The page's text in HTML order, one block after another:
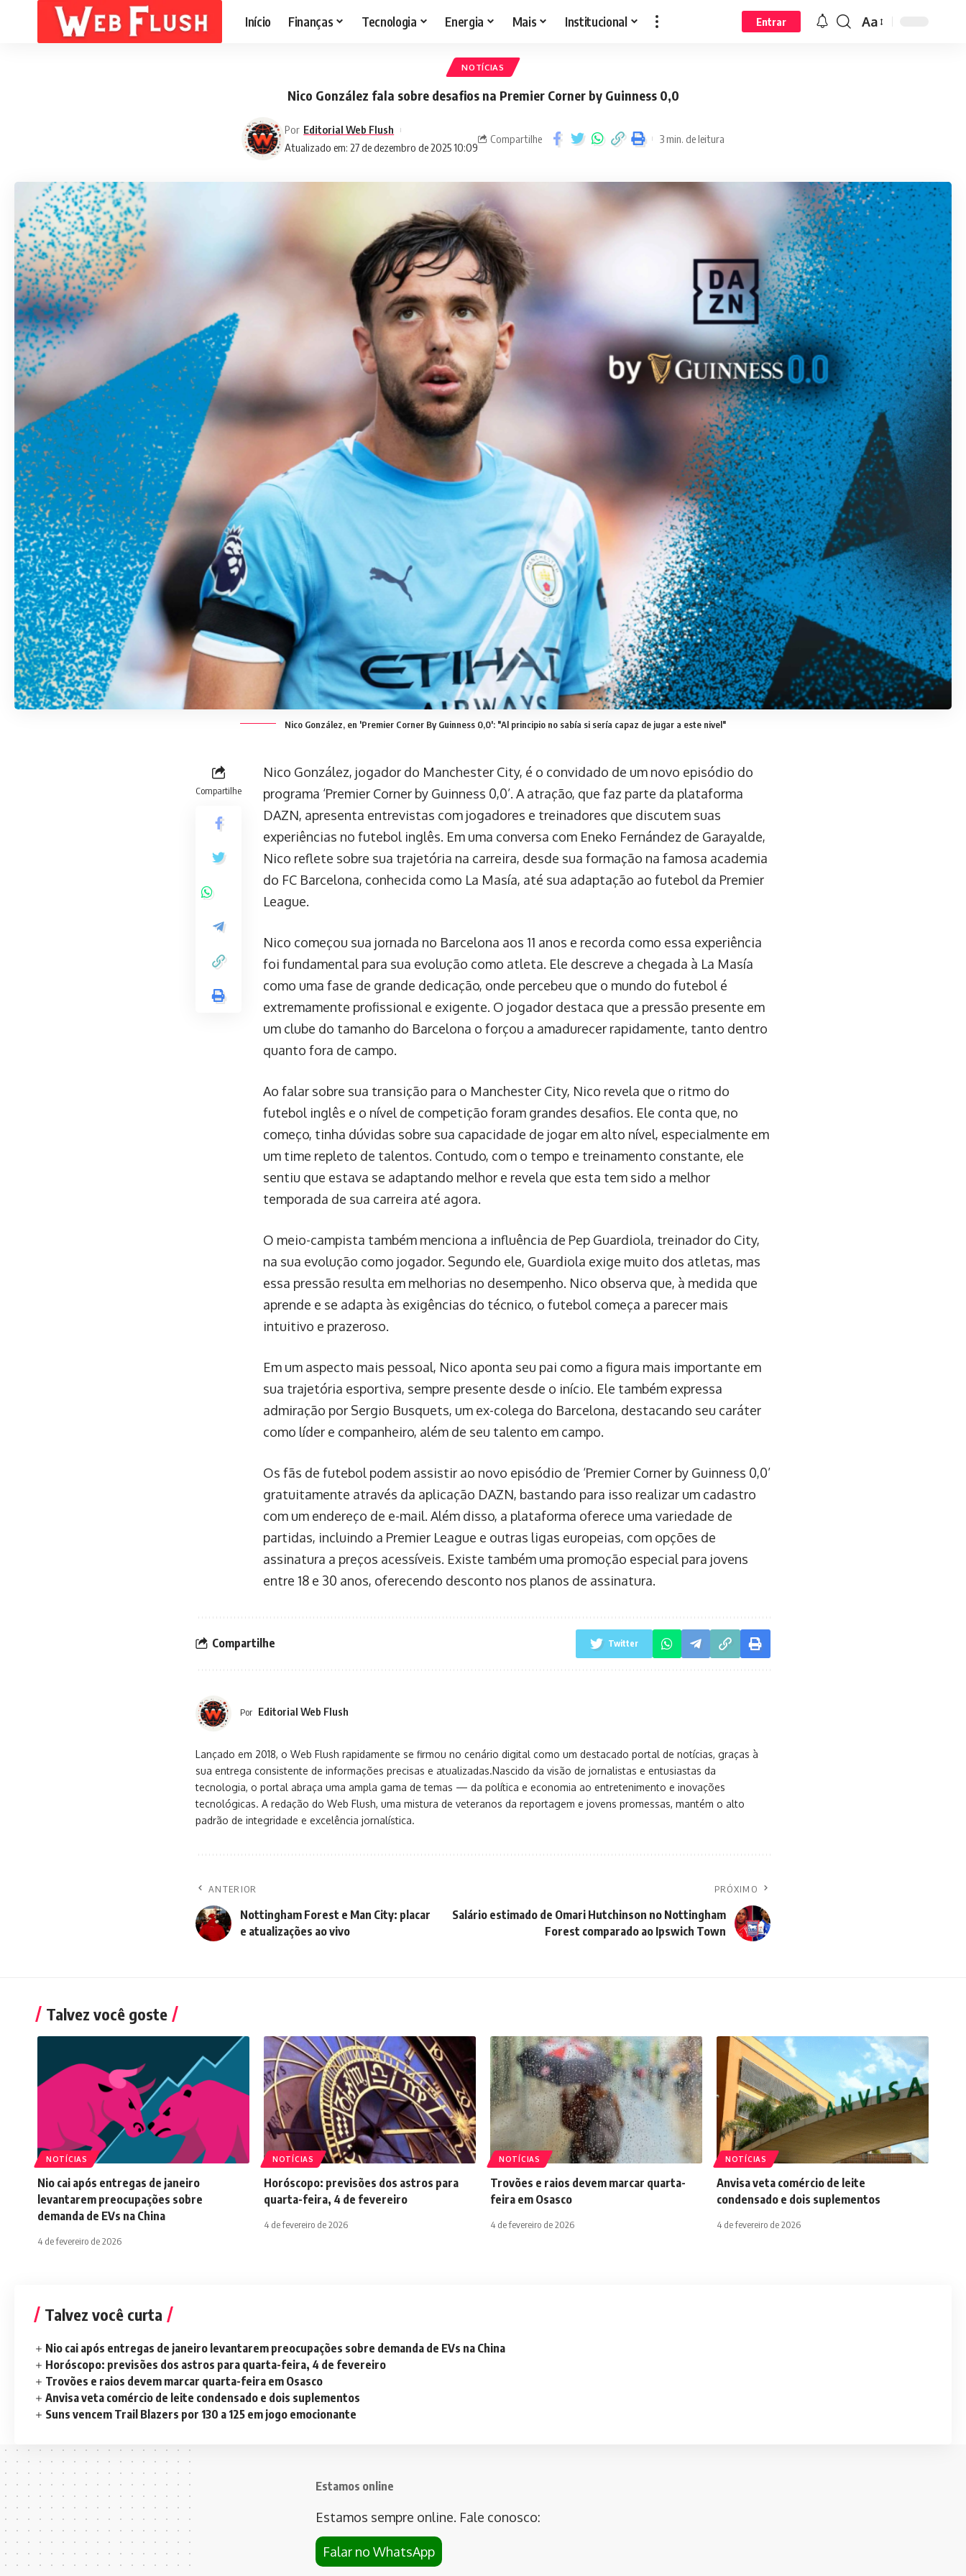
Início Finanças Tecnologia Energia Mais Institucional Entrar Aa
NOTÍCIAS
Nico González fala sobre desafios na Premier Corner by Guinness 0,0
Atualizado em: 27 de dezembro de 2025 10:09
Por Editorial Web Flush
Compartilhe 3 min. de leitura
Nico González, en 'Premier Corner By Guinness 0,0': "Al principio no sabía si sería capaz de jugar a este nivel"
Compartilhe
Nico González, jogador do Manchester City, é o convidado de um novo episódio do
programa ‘Premier Corner by Guinness 0,0’. A atração, que faz parte da plataforma
DAZN, apresenta entrevistas com jogadores e treinadores que discutem suas
experiências no futebol inglês. Em uma conversa com Eneko Fernández de Garayalde,
Nico reflete sobre sua trajetória na carreira, desde sua formação na famosa academia
do FC Barcelona, conhecida como La Masía, até sua adaptação ao futebol da Premier
League.
Nico começou sua jornada no Barcelona aos 11 anos e recorda como essa experiência
foi fundamental para sua evolução como atleta. Ele descreve a chegada à La Masía
como uma fase de grande dedicação, onde percebeu que o mundo do futebol é
extremamente profissional e exigente. O jogador destaca que a pressão presente em
um clube do tamanho do Barcelona o forçou a amadurecer rapidamente, tanto dentro
quanto fora de campo.
Ao falar sobre sua transição para o Manchester City, Nico revela que o ritmo do
futebol inglês e o nível de competição foram grandes desafios. Ele conta que, no
começo, tinha dúvidas sobre sua capacidade de jogar em alto nível, especialmente em
um time repleto de talentos. Contudo, com o tempo e treinamento constante, ele
sentiu que estava se adaptando melhor e revela que esta tem sido a melhor
temporada de sua carreira até agora.
O meio-campista também menciona a influência de Pep Guardiola, treinador do City,
na sua evolução como jogador. Segundo ele, Guardiola exige muito dos atletas, mas
essa pressão resulta em melhorias no desempenho. Nico observa que, à medida que
aprende e se adapta às exigências do técnico, o futebol começa a parecer mais
intuitivo e prazeroso.
Em um aspecto mais pessoal, Nico aponta seu pai como a figura mais importante em
sua trajetória esportiva, sempre presente desde o início. Ele também expressa
admiração por Sergio Busquets, um ex-colega do Barcelona, destacando seu caráter
como líder e companheiro, além de seu talento em campo.
Os fãs de futebol podem assistir ao novo episódio de ‘Premier Corner by Guinness 0,0’
gratuitamente através da aplicação DAZN, bastando para isso realizar um cadastro
com um endereço de e-mail. Além disso, a plataforma oferece uma variedade de
partidas, incluindo a Premier League e outras ligas europeias, com opções de
assinatura a preços acessíveis. Existe também uma promoção especial para jovens
entre 18 e 30 anos, oferecendo desconto nos planos de assinatura.
Compartilhe Twitter
Por Editorial Web Flush
Lançado em 2018, o Web Flush rapidamente se firmou no cenário digital como um destacado portal de notícias, graças à
sua entrega consistente de informações precisas e atualizadas.Nascido da visão de jornalistas e entusiastas da
tecnologia, o portal abraça uma ampla gama de temas — da política e economia ao entretenimento e inovações
tecnológicas. A redação do Web Flush, uma mistura de veteranos da reportagem e jovens promessas, mantém o alto
padrão de integridade e excelência jornalística.
ANTERIOR
Nottingham Forest e Man City: placar
e atualizações ao vivo
PRÓXIMO
Salário estimado de Omari Hutchinson no Nottingham
Forest comparado ao Ipswich Town
Talvez você goste
NOTÍCIAS
Nio cai após entregas de janeiro
levantarem preocupações sobre
demanda de EVs na China
4 de fevereiro de 2026
NOTÍCIAS
Horóscopo: previsões dos astros para
quarta-feira, 4 de fevereiro
4 de fevereiro de 2026
NOTÍCIAS
Trovões e raios devem marcar quarta-
feira em Osasco
4 de fevereiro de 2026
NOTÍCIAS
Anvisa veta comércio de leite
condensado e dois suplementos
4 de fevereiro de 2026
Talvez você curta
Nio cai após entregas de janeiro levantarem preocupações sobre demanda de EVs na China
Horóscopo: previsões dos astros para quarta-feira, 4 de fevereiro
Trovões e raios devem marcar quarta-feira em Osasco
Anvisa veta comércio de leite condensado e dois suplementos
Suns vencem Trail Blazers por 130 a 125 em jogo emocionante
Estamos online
Estamos sempre online. Fale conosco:
Falar no WhatsApp